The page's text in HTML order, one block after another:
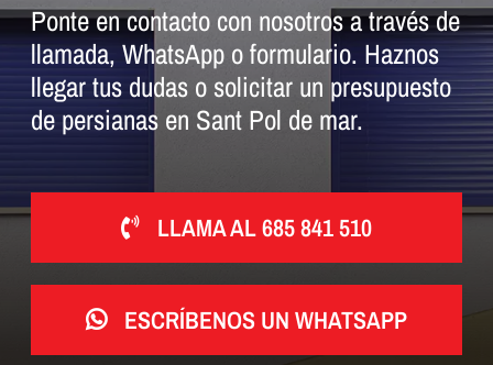
Ponte en contacto con nosotros a través de
llamada, WhatsApp o formulario. Haznos
llegar tus dudas o solicitar un presupuesto
de persianas en Sant Pol de mar.
LLAMA AL 685 841 510
ESCRÍBENOS UN WHATSAPP